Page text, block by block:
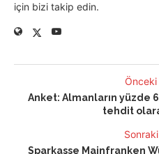
için bizi takip edin.
Anket: Almanların yüzde
tehdit
Sparkasse Mainfranken